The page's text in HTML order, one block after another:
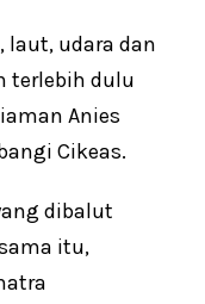
laut, udara dan
terlebih dulu
Anies
Cikeas.
dibalut
itu,